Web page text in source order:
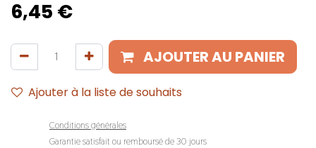
6,45 €
AJOUTER AU PANIER
Ajouter à la liste de souhaits
Conditions générales
Garantie satisfait ou remboursé de 30 jours